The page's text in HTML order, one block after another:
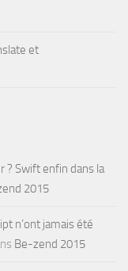
et
? Swift enfin dans la
2015
n’ont jamais été
Be-zend 2015